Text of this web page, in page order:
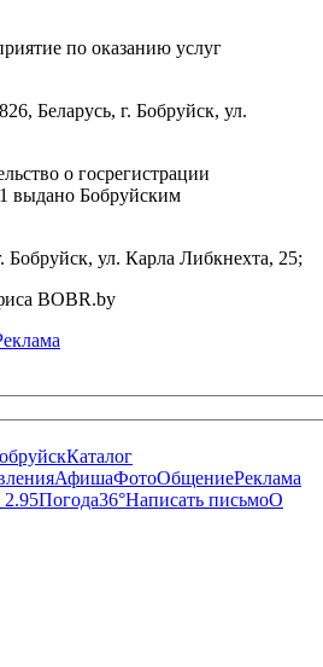
по оказанию услуг
Беларусь, г. Бобруйск, ул.
о госрегистрации
выдано Бобруйским
Бобруйск, ул. Карла Либкнехта, 25;
BOBR.by
Каталог
АфишаФотоОбщениеРеклама
2.95Погода36°Написать письмоО